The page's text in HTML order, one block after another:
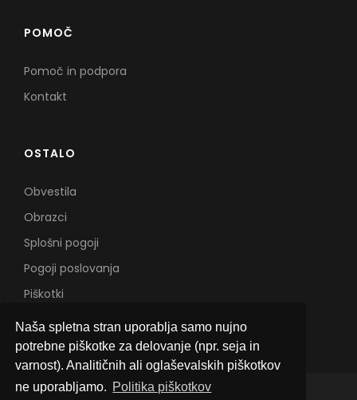
Naša spletna stran uporablja samo nujno
potrebne piškotke za delovanje (npr. seja in
varnost). Analitičnih ali oglaševalskih piškotkov
ne uporabljamo. Politika piškotkov
POMOČ
Pomoč in podpora
Kontakt
OSTALO
Obvestila
Obrazci
Splošni pogoji
Pogoji poslovanja
Piškotki